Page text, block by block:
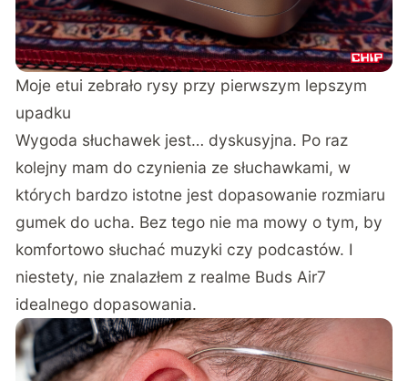
Moje etui zebrało rysy przy pierwszym lepszym
upadku
Wygoda słuchawek jest… dyskusyjna. Po raz
kolejny mam do czynienia ze słuchawkami, w
których bardzo istotne jest dopasowanie rozmiaru
gumek do ucha. Bez tego nie ma mowy o tym, by
komfortowo słuchać muzyki czy podcastów. I
niestety, nie znalazłem z realme Buds Air7
idealnego dopasowania.